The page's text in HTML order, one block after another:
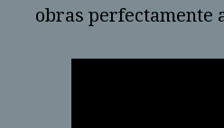
obras perfectamente